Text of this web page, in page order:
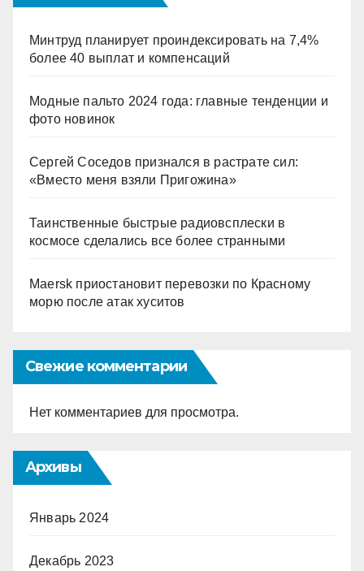
Минтруд планирует проиндексировать на 7,4%
более 40 выплат и компенсаций
Модные пальто 2024 года: главные тенденции и
фото новинок
Сергей Соседов признался в растрате сил:
«Вместо меня взяли Пригожина»
Таинственные быстрые радиовсплески в
космосе сделались все более странными
Maersk приостановит перевозки по Красному
морю после атак хуситов
Свежие комментарии
Нет комментариев для просмотра.
Архивы
Январь 2024
Декабрь 2023